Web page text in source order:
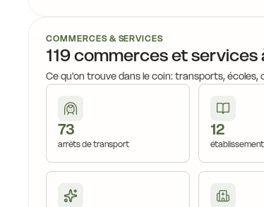
COMMERCES & SERVICES
119 commerces et services
Ce qu'on trouve dans le coin: transports,
73
arrêts de transport
12